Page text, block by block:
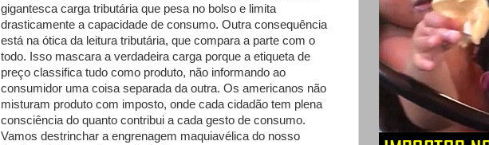
gigantesca carga tributária que pesa no bolso e limita
drasticamente a capacidade de consumo. Outra consequência
está na ótica da leitura tributária, que compara a parte com o
todo. Isso mascara a verdadeira carga porque a etiqueta de
preço classifica tudo como produto, não informando ao
consumidor uma coisa separada da outra. Os americanos não
misturam produto com imposto, onde cada cidadão tem plena
consciência do quanto contribui a cada gesto de consumo.
Vamos destrinchar a engrenagem maquiavélica do nosso